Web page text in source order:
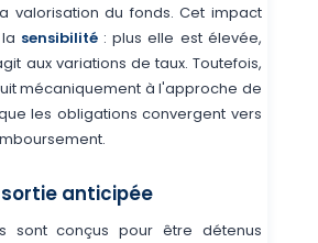
valorisation du fonds. Cet impact
sensibilité: plus elle est élevée,
aux variations de taux. Toutefois,
mécaniquement à l'approche de
les obligations convergent vers
sortie anticipée
sont conçus pour être détenus